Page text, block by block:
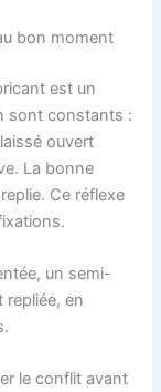
bon moment
est un
sont constants :
ouvert
La bonne
Ce réflexe
un semi-
repliée, en
le conflit avant